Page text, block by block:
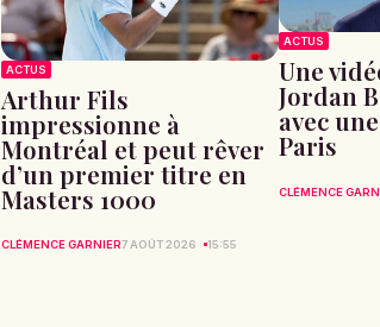
ACTUS
Arthur Fils
impressionne à
Montréal et peut rêver
d’un premier titre en
Masters 1000
CLÉMENCE GARNIER7 AOÛT 2026 15:55
ACTUS
Une
Jordan
avec
Paris
CLÉMENCE